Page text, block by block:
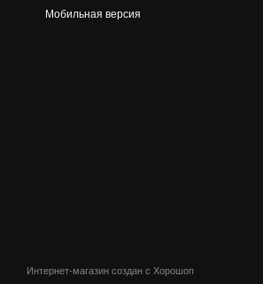
Мобильная версия
Интернет-магазин создан с Хорошоп